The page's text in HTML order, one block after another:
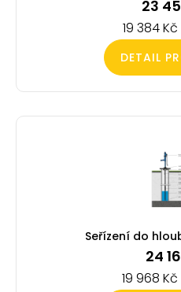
23
19 384Kč
DETAIL
Seřízení do
24
19 968 Kč